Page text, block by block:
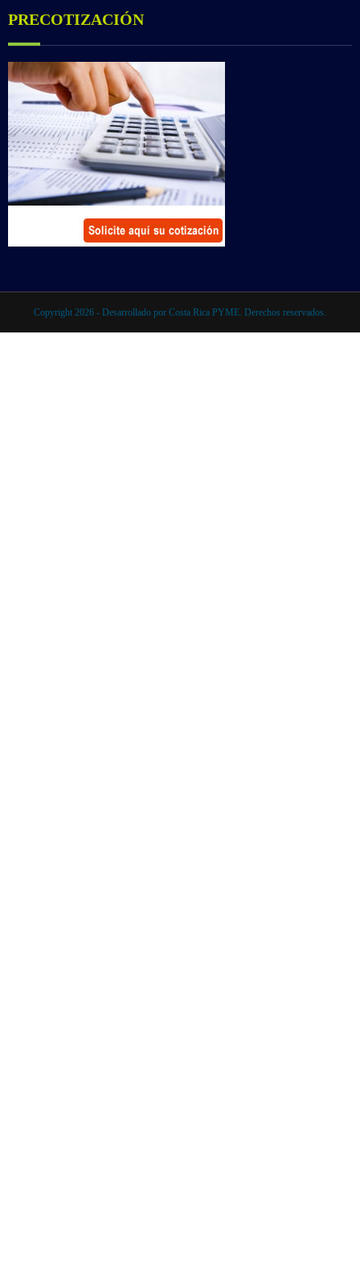
PRECOTIZACIÓN
Copyright 2026 - Desarrollado por Costa Rica PYME. Derechos reservados.